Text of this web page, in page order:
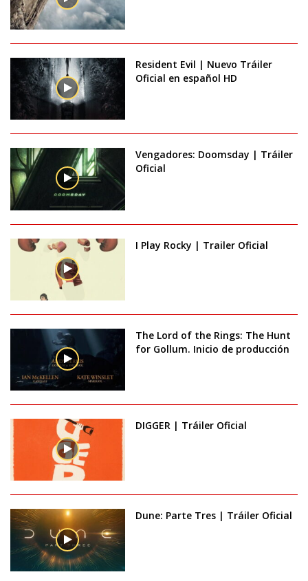
Resident Evil | Nuevo Tráiler
Oficial en español HD
Vengadores: Doomsday | Tráiler
Oficial
I Play Rocky | Trailer Oficial
The Lord of the Rings: The Hunt
for Gollum. Inicio de producción
DIGGER | Tráiler Oficial
Dune: Parte Tres | Tráiler Oficial